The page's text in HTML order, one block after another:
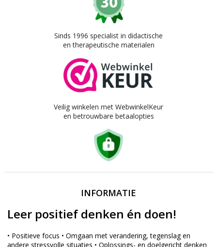
Sinds 1996 specialist in didactische
en therapeutische materialen
Veilig winkelen met WebwinkelKeur
en betrouwbare betaalopties
INFORMATIE
Leer positief denken én doen!
• Positieve focus • Omgaan met verandering, tegenslag en
andere stressvolle situaties • Oplossings- en doelgericht denken